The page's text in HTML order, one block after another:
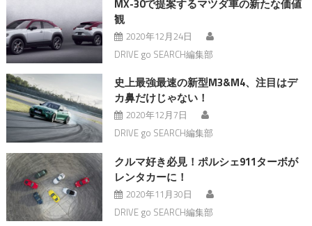
MX-30で提案するマツダ車の新たな価値
観
2020年12月24日
DRIVE go SEARCH編集部
史上最強最速の新型M3&M4、注目はデ
カ鼻だけじゃない！
2020年12月7日
DRIVE go SEARCH編集部
クルマ好き必見！ポルシェ911ターボが
レンタカーに！
2020年11月30日
DRIVE go SEARCH編集部